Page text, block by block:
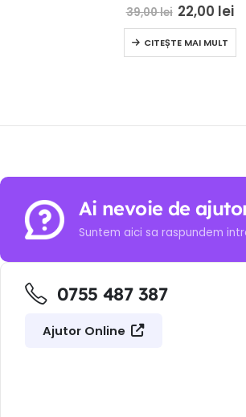
0out of 5
39,00lei 22,00 lei
CITEȘTE MAI MULT
Ai nevoie de
Suntem aici sa raspundem
0755 487 387
Ajutor Online